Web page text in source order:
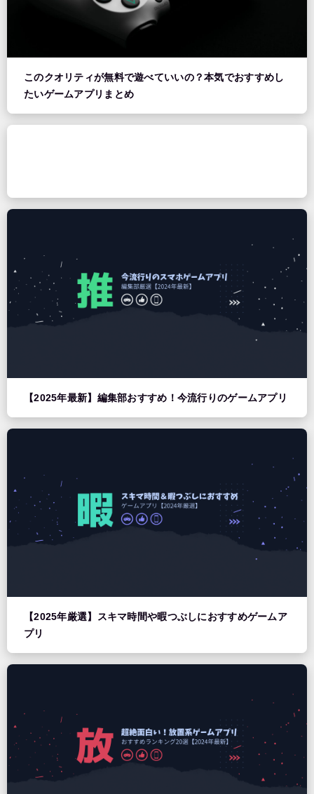
このクオリティが無料で遊べていいの？本気でおすすめし
たいゲームアプリまとめ
【2025年最新】編集部おすすめ！今流行りのゲームアプリ
【2025年厳選】スキマ時間や暇つぶしにおすすめゲームア
プリ